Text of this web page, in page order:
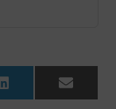
LinkedIn Email